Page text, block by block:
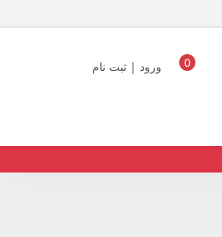
0 ورود | ثبت نام